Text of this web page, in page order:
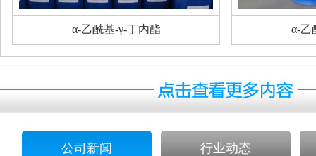
α-乙酰基-γ-丁内酯 α-乙
公司新闻 行业动态